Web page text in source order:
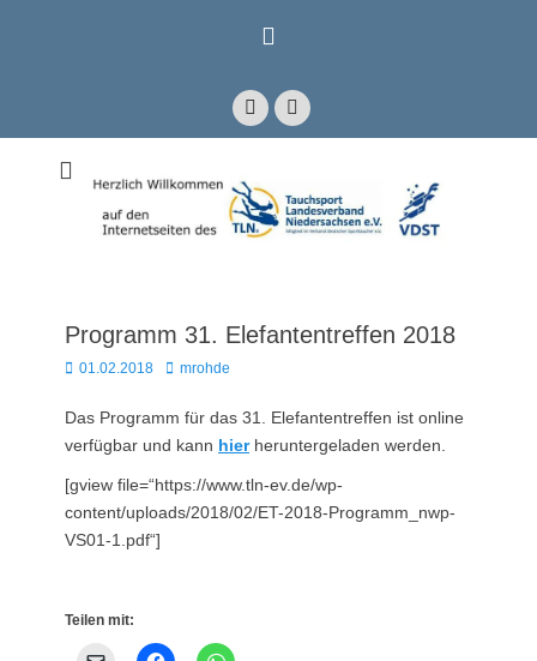
FacebookE-
Mail
Tauchsport
Landesverband
Programm 31. Elefantentreffen 2018
Posted
01.02.2018 Autor
mrohde
Das Programm für das 31. Elefantentreffen ist online
verfügbar und kann hierheruntergeladen werden.
[gview file=“https://www.tln-ev.de/wp-
content/uploads/2018/02/ET-2018-Programm_nwp-
VS01-1.pdf“]
Teilen mit: